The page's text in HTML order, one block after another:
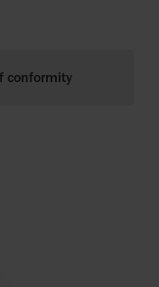
conformity